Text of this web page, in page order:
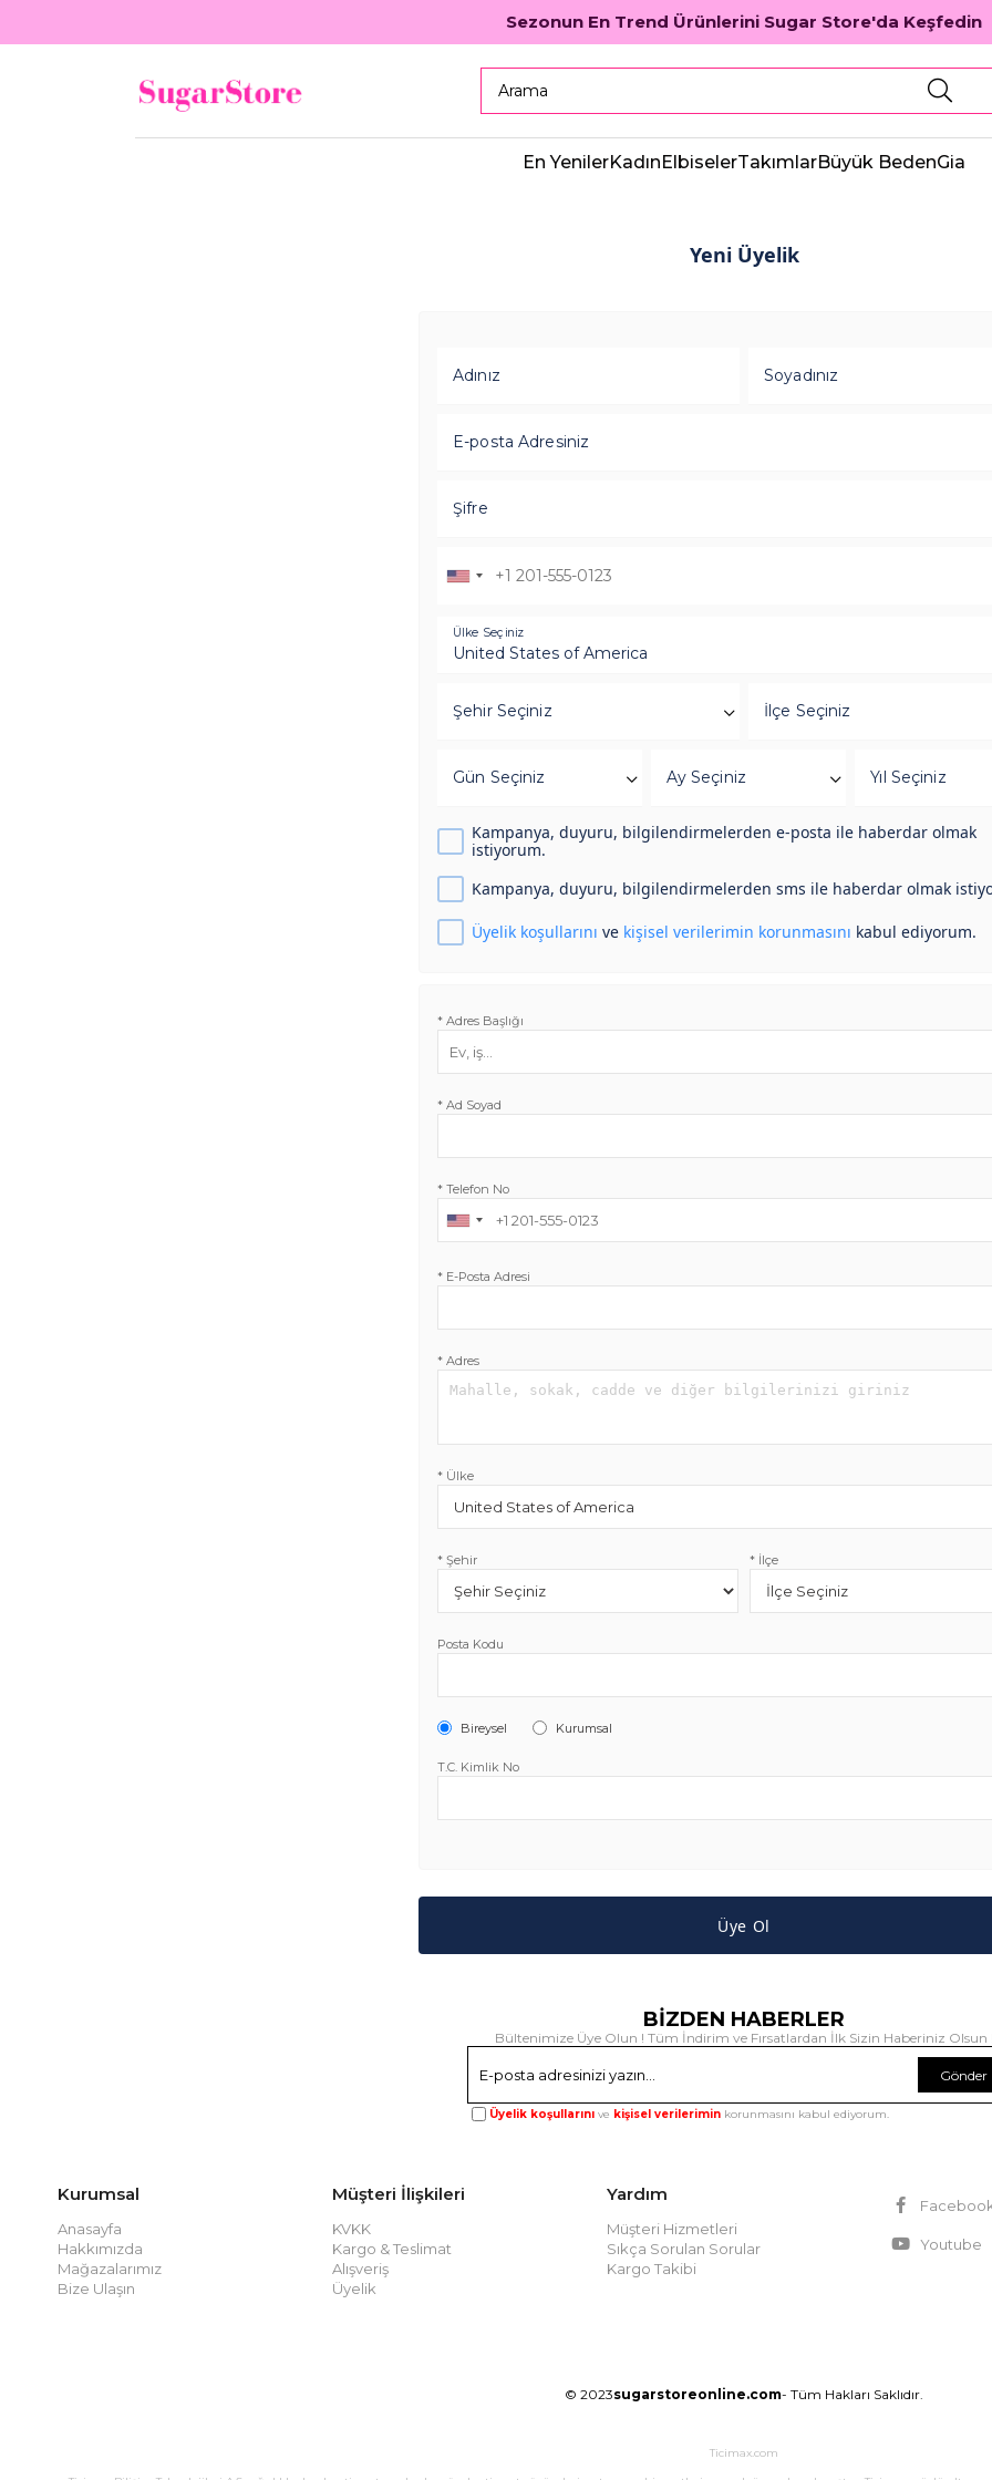
Sezonun En Trend Ürünlerini Sugar Store'da Keşfedin
En YenilerKadınElbiselerTakımlarBüyük BedenGia
Yeni Üyelik
Adınız Soyadınız
E-posta Adresiniz
Şifre
Ülke Seçiniz
Şehir Seçiniz İlçe Seçiniz
Gün Seçiniz Ay Seçiniz Yıl Seçiniz
Kampanya, duyuru, bilgilendirmelerden e-posta ile haberdar olmak
istiyorum.
Kampanya, duyuru, bilgilendirmelerden sms ile haberdar olmak
Üyelik koşullarını ve kişisel verilerimin korunmasını kabul ediyorum.
* Adres Başlığı
* Ad Soyad
* Telefon No
* E-Posta Adresi
* Adres
* Ülke
* Şehir * İlçe
Posta Kodu
Bireysel Kurumsal
T.C. Kimlik No
Üye Ol
BİZDEN HABERLER
Bültenimize Üye Olun ! Tüm İndirim ve Fırsatlardan İlk Sizin Haberiniz Olsun !
Gönder
Üyelik koşullarını ve kişisel verilerimin korunmasını kabul ediyorum.
Kurumsal
Anasayfa
Hakkımızda
Mağazalarımız
Bize Ulaşın
Müşteri İlişkileri
KVKK
Kargo & Teslimat
Alışveriş
Üyelik
Yardım
Müşteri Hizmetleri
Sıkça Sorulan Sorular
Kargo Takibi
Youtube
© 2023sugarstoreonline.com- Tüm Hakları Saklıdır.
Ticimax.com